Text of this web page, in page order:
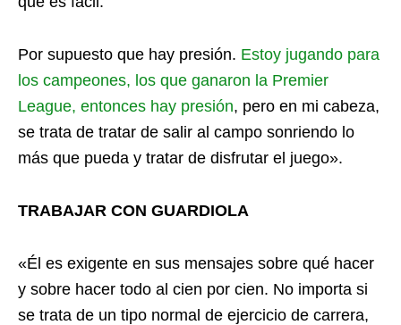
Por supuesto que hay presión. Estoy jugando para
los campeones, los que ganaron la Premier
League, entonces hay presión, pero en mi cabeza,
se trata de tratar de salir al campo sonriendo lo
más que pueda y tratar de disfrutar el juego».
TRABAJAR CON GUARDIOLA
«Él es exigente en sus mensajes sobre qué hacer
y sobre hacer todo al cien por cien. No importa si
se trata de un tipo normal de ejercicio de carrera,